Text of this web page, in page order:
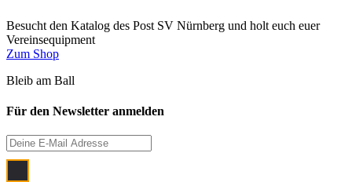
Besucht den Katalog des Post SV Nürnberg und holt euch euer
Vereinsequipment
Zum Shop
Bleib am Ball
Für den Newsletter anmelden